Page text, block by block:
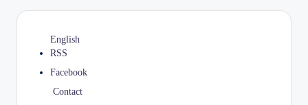
English
RSS
Facebook
Contact